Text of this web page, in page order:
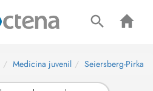
Medicina juvenil Seiersberg-Pirka